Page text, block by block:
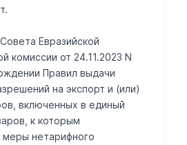
Евразийской
комиссии от 24.11.2023 N
Правил выдачи
на экспорт и (или)
включенных в единый
к которым
нетарифного